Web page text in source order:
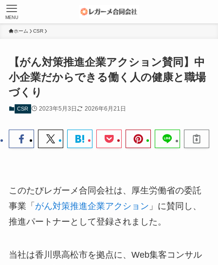
MENU
ホーム CSR
【がん対策推進企業アクション賛同】中
小企業だからできる働く人の健康と職場
づくり
CSR 2023年5月3日 2026年6月21日
このたびレガーメ合同会社は、厚生労働省の委託
事業「 がん対策推進企業アクション 」に賛同し、
推進パートナーとして登録されました。
当社は香川県高松市を拠点に、Web集客コンサル